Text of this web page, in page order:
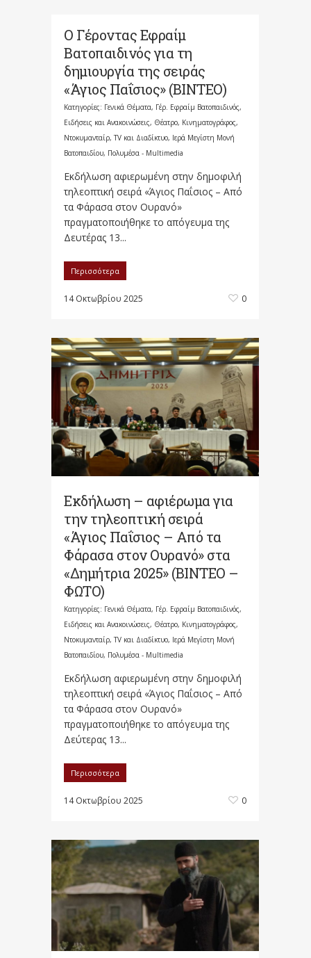
Ο Γέροντας Εφραίμ
Βατοπαιδινός για τη
δημιουργία της σειράς
«Άγιος Παΐσιος» (ΒΙΝΤΕΟ)
Κατηγορίες: Γενικά Θέματα, Γέρ. Εφραίμ Βατοπαιδινός,
Ειδήσεις και Ανακοινώσεις, Θέατρο, Κινηματογράφος,
Ντοκυμανταίρ, TV και Διαδίκτυο, Ιερά Μεγίστη Μονή
Βατοπαιδίου, Πολυμέσα - Multimedia
Εκδήλωση αφιερωμένη στην δημοφιλή
τηλεοπτική σειρά «Άγιος Παΐσιος – Από
τα Φάρασα στον Ουρανό»
πραγματοποιήθηκε το απόγευμα της
Δευτέρας 13...
Περισσότερα
14 Οκτωβρίου 2025 0
Εκδήλωση – αφιέρωμα για
την τηλεοπτική σειρά
«Άγιος Παΐσιος – Από τα
Φάρασα στον Ουρανό» στα
«Δημήτρια 2025» (ΒΙΝΤΕΟ –
ΦΩΤΟ)
Κατηγορίες: Γενικά Θέματα, Γέρ. Εφραίμ Βατοπαιδινός,
Ειδήσεις και Ανακοινώσεις, Θέατρο, Κινηματογράφος,
Ντοκυμανταίρ, TV και Διαδίκτυο, Ιερά Μεγίστη Μονή
Βατοπαιδίου, Πολυμέσα - Multimedia
Εκδήλωση αφιερωμένη στην δημοφιλή
τηλεοπτική σειρά «Άγιος Παΐσιος – Από
τα Φάρασα στον Ουρανό»
πραγματοποιήθηκε το απόγευμα της
Δεύτερας 13...
Περισσότερα
14 Οκτωβρίου 2025 0